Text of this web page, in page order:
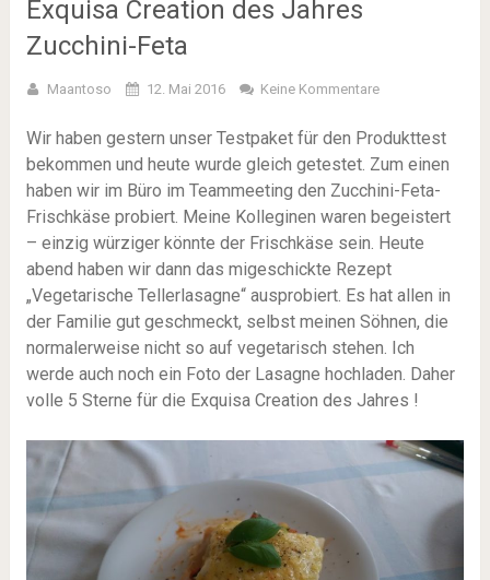
Exquisa Creation des Jahres
Zucchini-Feta
Maantoso 12. Mai 2016 Keine Kommentare
Wir haben gestern unser Testpaket für den Produkttest
bekommen und heute wurde gleich getestet. Zum einen
haben wir im Büro im Teammeeting den Zucchini-Feta-
Frischkäse probiert. Meine Kolleginen waren begeistert
– einzig würziger könnte der Frischkäse sein. Heute
abend haben wir dann das migeschickte Rezept
„Vegetarische Tellerlasagne“ ausprobiert. Es hat allen in
der Familie gut geschmeckt, selbst meinen Söhnen, die
normalerweise nicht so auf vegetarisch stehen. Ich
werde auch noch ein Foto der Lasagne hochladen. Daher
volle 5 Sterne für die Exquisa Creation des Jahres !